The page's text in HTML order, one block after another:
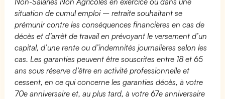
situation de cumul emploi – retraite souhaitant se
prémunir contre les conséquences financières en cas de
décès et d’arrêt de travail en prévoyant le versement d’un
capital, d’une rente ou d’indemnités journalières selon les
cas. Les garanties peuvent être souscrites entre 18 et 65
ans sous réserve d’être en activité professionnelle et
cessent, en ce qui concerne les garanties décès, à votre
70e anniversaire et, au plus tard, à votre 67e anniversaire